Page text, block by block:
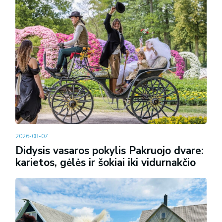
2026-08-07
Didysis vasaros pokylis Pakruojo dvare:
karietos, gėlės ir šokiai iki vidurnakčio